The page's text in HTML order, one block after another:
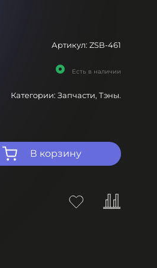
Артикул: ZSB-461
Есть в наличии
Категории: Запчасти, Тэны.
В корзину